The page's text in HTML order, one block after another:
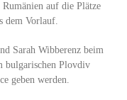
auf die Plätze
dem Vorlauf.
Sarah Wibberenz beim
bulgarischen Plovdiv
geben werden.